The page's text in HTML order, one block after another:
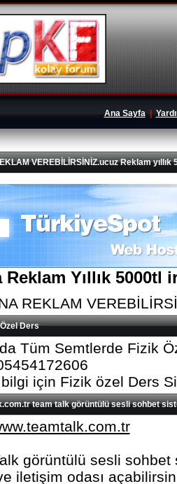
Ana Sayfa|
VEREBİLİRSİNİZ.ucuz Reklam yıllık
Reklam Yıllık
REKLAM
Ders
Tüm Semtlerde Fizik
bilgi için Fizik özel Ders
team talk görüntülü sesli sohbet
görüntülü sesli
iletişim odası